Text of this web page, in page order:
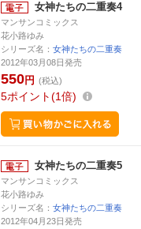
女神たちの二重奏4
マンサンコミックス
花小路ゆみ
シリーズ名： 女神たちの二重奏
2012年03月08日発売
550円 (税込)
5ポイント 1倍
女神たちの二重奏5
マンサンコミックス
花小路ゆみ
シリーズ名： 女神たちの二重奏
2012年04月23日発売